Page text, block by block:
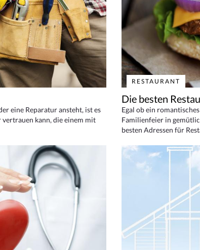
eine Reparatur ansteht, ist es
kann, die einem mit
RESTAURANT
Die besten
Egal ob ein
Familienfeier in
besten Adressen für